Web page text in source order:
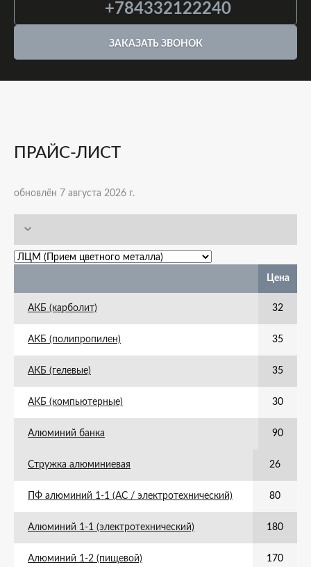
+784332122240
ЗАКАЗАТЬ ЗВОНОК
ПРАЙС-ЛИСТ
обновлён 7 августа 2026 г.
Цена
АКБ (карболит) 32
АКБ (полипропилен) 35
АКБ (гелевые) 35
АКБ (компьютерные) 30
Алюминий банка 90
Стружка алюминиевая 26
ПФ алюминий 1-1 (АС / электротехнический) 80
Алюминий 1-1 (электротехнический) 180
Алюминий 1-2 (пищевой) 170